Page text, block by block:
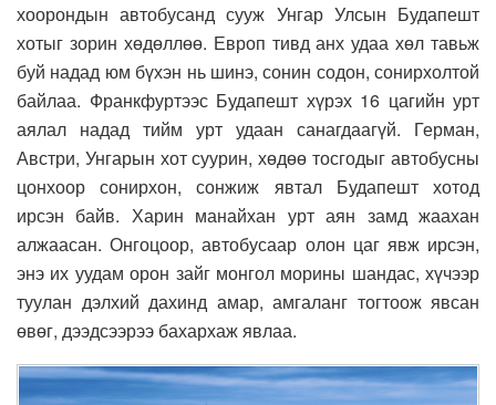
хоорондын автобусанд сууж Унгар Улсын Будапешт
хотыг зорин хөдөллөө. Европ тивд анх удаа хөл тавьж
буй надад юм бүхэн нь шинэ, сонин содон, сонирхолтой
байлаа. Франкфуртээс Будапешт хүрэх 16 цагийн урт
аялал надад тийм урт удаан санагдаагүй. Герман,
Австри, Унгарын хот суурин, хөдөө тосгодыг автобусны
цонхоор сонирхон, сонжиж явтал Будапешт хотод
ирсэн байв. Харин манайхан урт аян замд жаахан
алжаасан. Онгоцоор, автобусаар олон цаг явж ирсэн,
энэ их уудам орон зайг монгол морины шандас, хүчээр
туулан дэлхий дахинд амар, амгаланг тогтоож явсан
өвөг, дээдсээрээ бахархаж явлаа.